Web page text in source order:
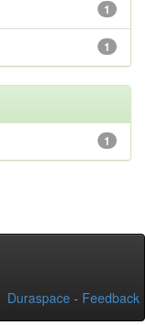
1
1
1
Duraspace - Feedback